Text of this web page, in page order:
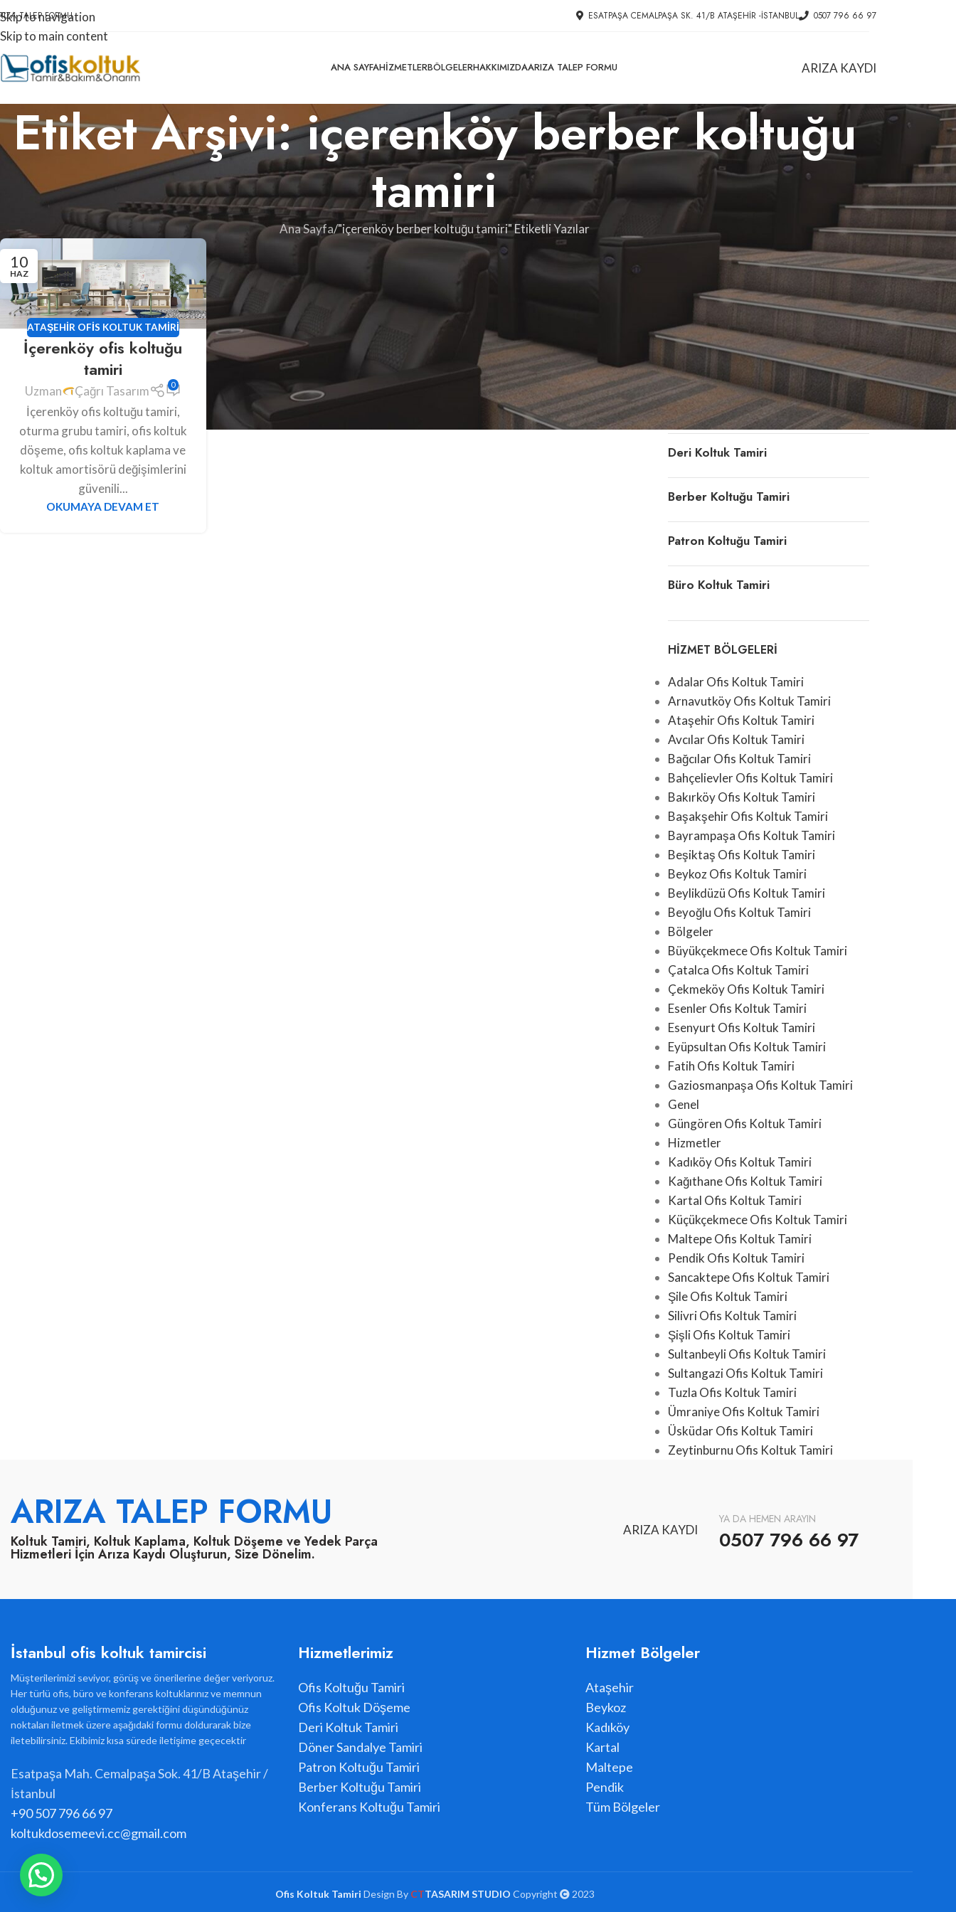
Skip to navigation
Skip to main content
TALEP FORMU ESATPAŞA CEMALPAŞA SK. 41/B ATAŞEHIR -İSTANBUL 0507 796 66 97
ANA SAYFAHIZMETLERBÖLGELERHAKKIMIZDAARIZA TALEP FORMU ARIZA KAYDI
Etiket Arşivi: içerenköy berber koltuğu
tamiri
Ana Sayfa "içerenköy berber koltuğu tamiri" Etiketli Yazılar
10
HAZ
ATAŞEHIR OFIS KOLTUK TAMIRI
İçerenköy ofis koltuğu
tamiri
Uzman Çağrı Tasarım 0
İçerenköy ofis koltuğu tamiri,
oturma grubu tamiri, ofis koltuk
döşeme, ofis koltuk kaplama ve
koltuk amortisörü değişimlerini
güvenili...
OKUMAYA DEVAM ET
HIZMETLER
Konferans Koltuğu Tamiri
Döner Sandalye Tamiri
Ofis Koltuk Döşeme
Deri Koltuk Tamiri
Berber Koltuğu Tamiri
Patron Koltuğu Tamiri
Büro Koltuk Tamiri
HIZMET BÖLGELERI
Adalar Ofis Koltuk Tamiri
Arnavutköy Ofis Koltuk Tamiri
Ataşehir Ofis Koltuk Tamiri
Avcılar Ofis Koltuk Tamiri
Bağcılar Ofis Koltuk Tamiri
Bahçelievler Ofis Koltuk Tamiri
Bakırköy Ofis Koltuk Tamiri
Başakşehir Ofis Koltuk Tamiri
Bayrampaşa Ofis Koltuk Tamiri
Beşiktaş Ofis Koltuk Tamiri
Beykoz Ofis Koltuk Tamiri
Beylikdüzü Ofis Koltuk Tamiri
Beyoğlu Ofis Koltuk Tamiri
Bölgeler
Büyükçekmece Ofis Koltuk Tamiri
Çatalca Ofis Koltuk Tamiri
Çekmeköy Ofis Koltuk Tamiri
Esenler Ofis Koltuk Tamiri
Esenyurt Ofis Koltuk Tamiri
Eyüpsultan Ofis Koltuk Tamiri
Fatih Ofis Koltuk Tamiri
Gaziosmanpaşa Ofis Koltuk Tamiri
Genel
Güngören Ofis Koltuk Tamiri
Hizmetler
Kadıköy Ofis Koltuk Tamiri
Kağıthane Ofis Koltuk Tamiri
Kartal Ofis Koltuk Tamiri
Küçükçekmece Ofis Koltuk Tamiri
Maltepe Ofis Koltuk Tamiri
Pendik Ofis Koltuk Tamiri
Sancaktepe Ofis Koltuk Tamiri
Şile Ofis Koltuk Tamiri
Silivri Ofis Koltuk Tamiri
Şişli Ofis Koltuk Tamiri
Sultanbeyli Ofis Koltuk Tamiri
Sultangazi Ofis Koltuk Tamiri
Tuzla Ofis Koltuk Tamiri
Ümraniye Ofis Koltuk Tamiri
Üsküdar Ofis Koltuk Tamiri
Zeytinburnu Ofis Koltuk Tamiri
ARIZA TALEP FORMU
Koltuk Tamiri, Koltuk Kaplama, Koltuk Döşeme ve Yedek Parça
Hizmetleri İçin Arıza Kaydı Oluşturun, Size Dönelim.
ARIZA KAYDI
YA DA HEMEN ARAYIN
0507 796 66 97
İstanbul ofis koltuk tamircisi
Müşterilerimizi seviyor, görüş ve önerilerine değer veriyoruz.
Her türlü ofis, büro ve konferans koltuklarınız ve memnun
olduğunuz ve geliştirmemiz gerektiğini düşündüğünüz
noktaları iletmek üzere aşağıdaki formu doldurarak bize
iletebilirsiniz. Ekibimiz kısa sürede iletişime geçecektir
Esatpaşa Mah. Cemalpaşa Sok. 41/B Ataşehir /
İstanbul
+90 507 796 66 97
koltukdosemeevi.cc@gmail.com
Hizmetlerimiz
Ofis Koltuğu Tamiri
Ofis Koltuk Döşeme
Deri Koltuk Tamiri
Döner Sandalye Tamiri
Patron Koltuğu Tamiri
Berber Koltuğu Tamiri
Konferans Koltuğu Tamiri
Hizmet Bölgeler
Ataşehir
Beykoz
Kadıköy
Kartal
Maltepe
Pendik
Tüm Bölgeler
Ofis Koltuk Tamiri Design By CTTASARIM STUDIO Copyright 2023